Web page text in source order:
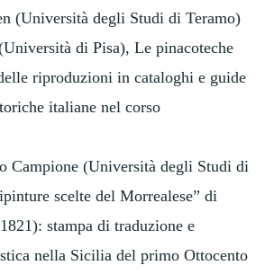
(Università degli Studi di Teramo)
di Pisa), Le pinacoteche
riproduzioni in cataloghi e guide
italiane nel corso
Campione (Università degli Studi di
scelte del Morrealese” di
stampa di traduzione e
nella Sicilia del primo Ottocento